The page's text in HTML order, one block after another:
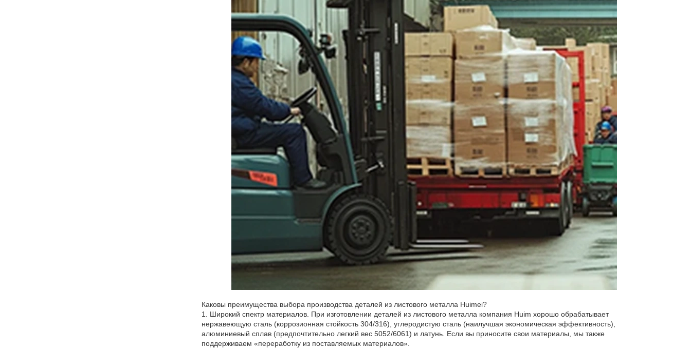
Каковы преимущества выбора производства деталей из листового металла Huimei?
1. Широкий спектр материалов. При изготовлении деталей из листового металла компания Huim хорошо обрабатывает
нержавеющую сталь (коррозионная стойкость 304/316), углеродистую сталь (наилучшая экономическая эффективность),
алюминиевый сплав (предпочтительно легкий вес 5052/6061) и латунь. Если вы приносите свои материалы, мы также
поддерживаем «переработку из поставляемых материалов».